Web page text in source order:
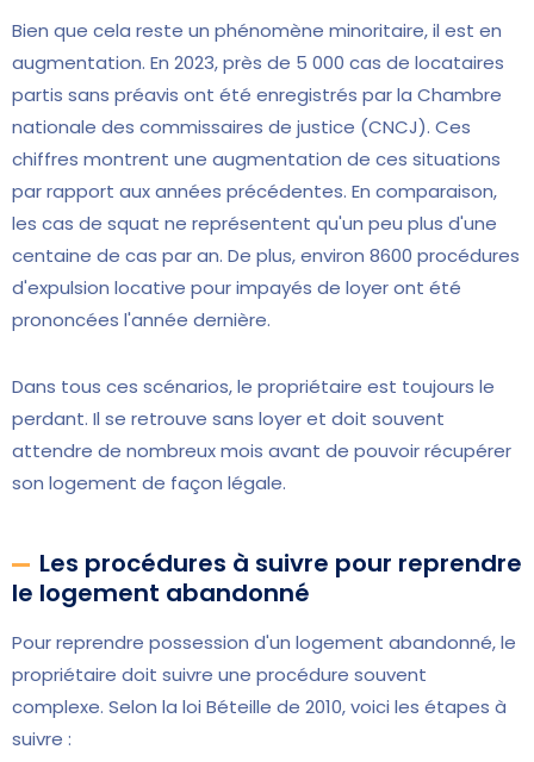
Bien que cela reste un phénomène minoritaire, il est en
augmentation. En 2023, près de 5 000 cas de locataires
partis sans préavis ont été enregistrés par la Chambre
nationale des commissaires de justice (CNCJ). Ces
chiffres montrent une augmentation de ces situations
par rapport aux années précédentes. En comparaison,
les cas de squat ne représentent qu'un peu plus d'une
centaine de cas par an. De plus, environ 8600 procédures
d'expulsion locative pour impayés de loyer ont été
prononcées l'année dernière.
Dans tous ces scénarios, le propriétaire est toujours le
perdant. Il se retrouve sans loyer et doit souvent
attendre de nombreux mois avant de pouvoir récupérer
son logement de façon légale.
Les procédures à suivre pour reprendre
le logement abandonné
Pour reprendre possession d'un logement abandonné, le
propriétaire doit suivre une procédure souvent
complexe. Selon la loi Béteille de 2010, voici les étapes à
suivre :